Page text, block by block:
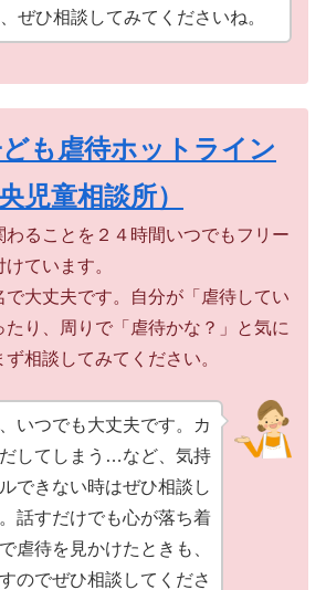
ぜひ相談してみてくださいね。
も虐待ホットライン
児童相談所）
わることを２４時間いつでもフリー
ています。
で大丈夫です。自分が「虐待してい
り、周りで「虐待かな？」と気に
相談してみてください。
いつでも大丈夫です。カ
してしまう…など、気持
できない時はぜひ相談し
話すだけでも心が落ち着
虐待を見かけたときも、
のでぜひ相談してくださ